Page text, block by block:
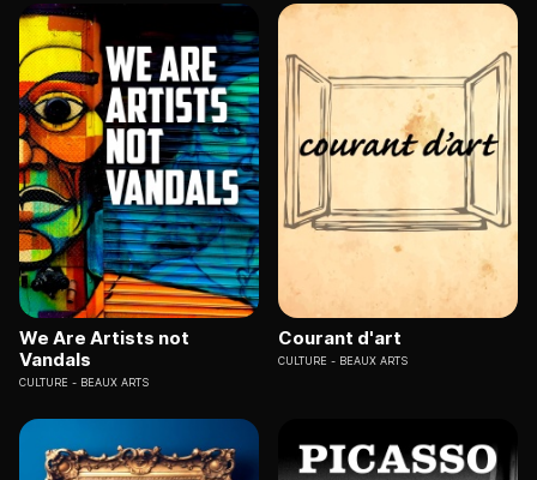
We Are Artists not
Vandals
CULTURE BEAUX ARTS
Courant d'art
CULTURE BEAUX ARTS